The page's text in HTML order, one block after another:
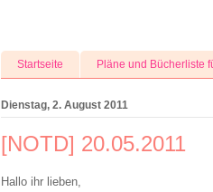
Startseite Pläne und Bücherliste
Dienstag, 2. August 2011
[NOTD] 20.05.2011
Hallo ihr lieben,